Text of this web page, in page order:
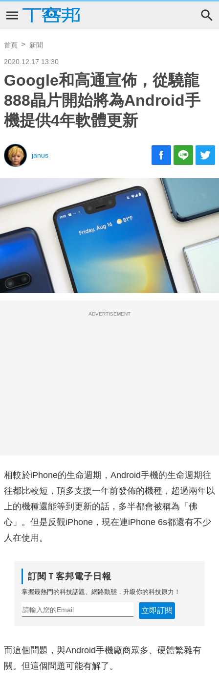
首頁 新聞
2020.12.17 13:30
Google和高通宣佈，從驍龍
888晶片開始將為Android手
機提供4年軟體更新
janus
ADVERTISEMENT
相較於iPhone的生命週期，Android手機的生命週期往
往都比較短，頂多支援一年前發佈的機種，超過兩年以
上的機種還能等到更新的話，多半都會被稱為「佛
心」。但是反觀iPhone，現在連iPhone 6s都還有不少
人在使用。
訂閱Ｔ客邦電子日報
掌握最熱門的科技話題、網路動態，升級你的科技原力！
立即訂閱
而這個問題，與Android手機廠商眾多、硬體繁雜有
關。但這個問題可能有解了。